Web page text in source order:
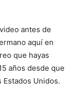
antes de
aquí en
que hayas
años desde que
Estados Unidos.